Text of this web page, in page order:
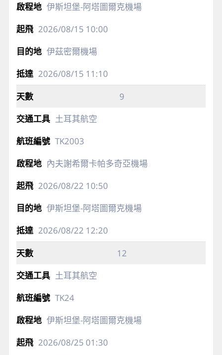
伊斯坦堡-阿塔圖爾克機場
2026/08/15 10:00
伊茲密爾機場
2026/08/15 11:10
9
土耳其航空
TK2003
內夫謝希爾卡帕多奇亞機場
2026/08/22 10:50
伊斯坦堡-阿塔圖爾克機場
2026/08/22 12:20
12
土耳其航空
TK24
伊斯坦堡-阿塔圖爾克機場
2026/08/25 01:30